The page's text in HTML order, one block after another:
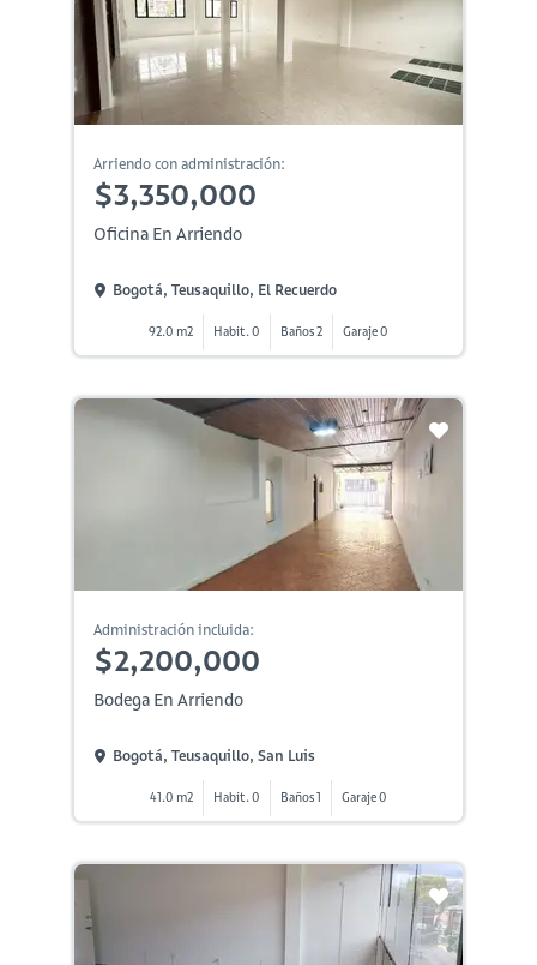
Arriendo con administración:
$3,350,000
Oficina En Arriendo
Bogotá, Teusaquillo, El Recuerdo
92.0 m2 Habit. 0 Baños 2 Garaje 0
Administración incluida:
$2,200,000
Bodega En Arriendo
Bogotá, Teusaquillo, San Luis
41.0 m2 Habit. 0 Baños 1 Garaje 0